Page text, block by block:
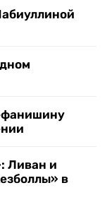
Ливан и
в